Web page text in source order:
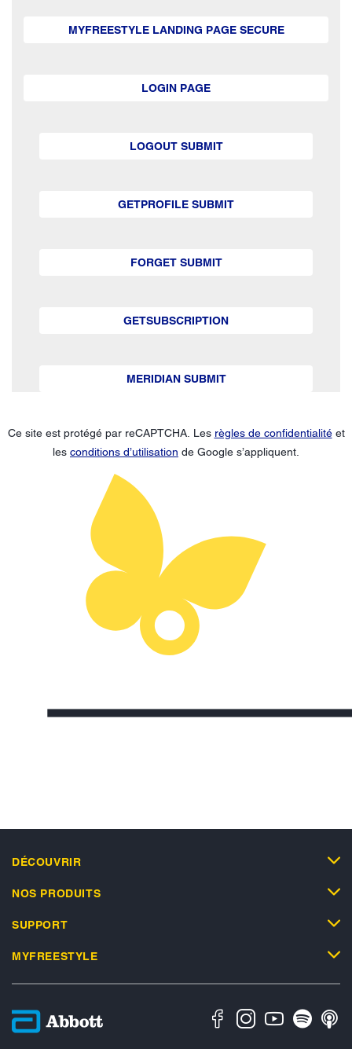
MYFREESTYLE LANDING PAGE SECURE
LOGIN PAGE
LOGOUT SUBMIT
GETPROFILE SUBMIT
FORGET SUBMIT
GETSUBSCRIPTION
MERIDIAN SUBMIT
Ce site est protégé par reCAPTCHA. Les règles de confidentialitéet
les conditions d’utilisation de Google s’appliquent.
DÉCOUVRIR
NOS PRODUITS
SUPPORT
MYFREESTYLE